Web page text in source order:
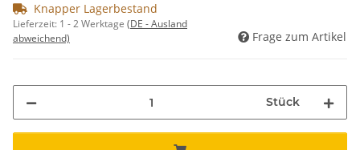
Knapper Lagerbestand
Lieferzeit: 1 - 2 Werktage (DE - Ausland
abweichend)
Frage zum Artikel
Stück